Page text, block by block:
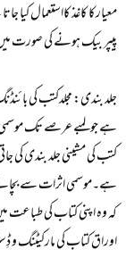
معیارکا کاغذ کااستعمال
پیپر بیک ہونے کی صورت میں 300 گرام کا کارڈ استعمال کیا جاتا
جلد بندی: مجلدکتب کی
ہے جو لمبے عرصے تک
کتب کی مشینی جلد بندی کی
ہے۔موسمی اثرات سے بچانے
کہ وہ اپنی کتاب کی طباعت
اوراق کتاب کی مارکیٹنگ و